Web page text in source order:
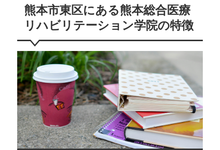
熊本市東区にある熊本総合医療
リハビリテーション学院の特徴